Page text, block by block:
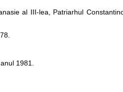
al III-lea, Patriarhul
1981.